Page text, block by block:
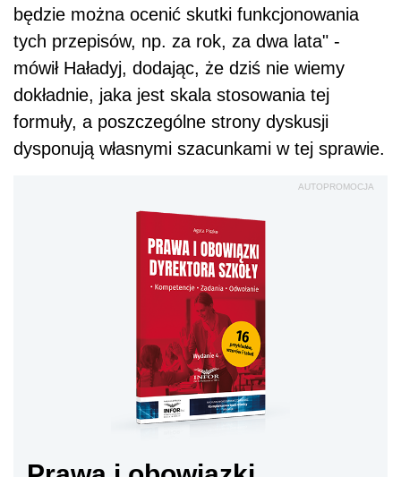
będzie można ocenić skutki funkcjonowania
tych przepisów, np. za rok, za dwa lata" -
mówił Haładyj, dodając, że dziś nie wiemy
dokładnie, jaka jest skala stosowania tej
formuły, a poszczególne strony dyskusji
dysponują własnymi szacunkami w tej sprawie.
AUTOPROMOCJA